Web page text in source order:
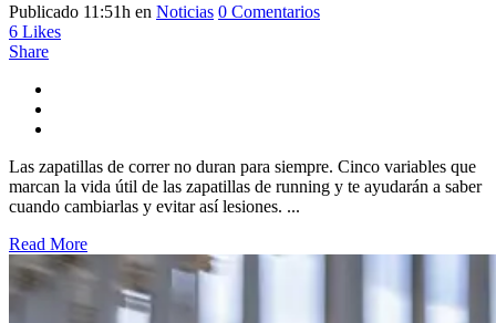
Publicado 11:51h en Noticias 0 Comentarios
6 Likes
Share
Las zapatillas de correr no duran para siempre. Cinco variables que
marcan la vida útil de las zapatillas de running y te ayudarán a saber
cuando cambiarlas y evitar así lesiones. ...
Read More